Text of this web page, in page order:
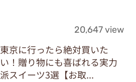
20,647 view
東京に行ったら絶対買いた
い！贈り物にも喜ばれる実力
派スイーツ3選【お取...